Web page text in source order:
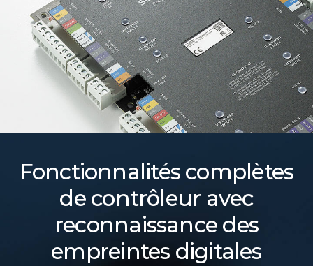
Fonctionnalités complètes
de contrôleur avec
reconnaissance des
empreintes digitales